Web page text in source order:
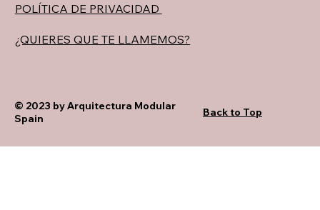
POLÍTICA DE PRIVACIDAD
¿QUIERES QUE TE LLAMEMOS?
© 2023 by Arquitectura Modular
Spain
Back to Top